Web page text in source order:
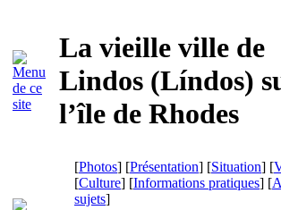
La vieille ville de
Lindos (Líndos)
l’île de Rhodes
[Photos] [Présentation] [Situation] [
[Culture] [Informations pratiques] [
sujets]